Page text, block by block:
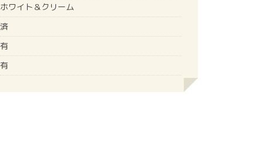
ホワイト＆クリーム
済
有
有